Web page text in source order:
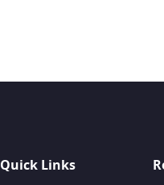
Quick Links